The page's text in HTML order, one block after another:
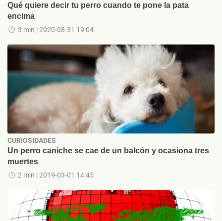
Qué quiere decir tu perro cuando te pone la pata
encima
3 min | 2020-08-31 19:04
CURIOSIDADES
Un perro caniche se cae de un balcón y ocasiona tres
muertes
2 min | 2019-03-01 14:45